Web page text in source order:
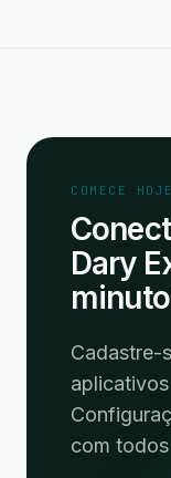
COMECE HOJE
Dary
Cadastre-
com